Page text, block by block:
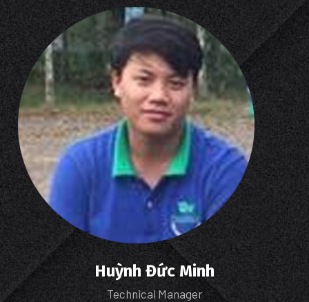
Huỳnh Đức Minh
Technical Manager